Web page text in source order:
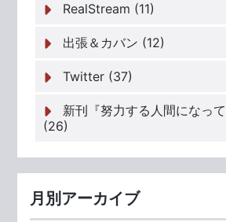
RealStream (11)
出張＆カバン (12)
Twitter (37)
新刊『努力する人間になって
(26)
月別アーカイブ